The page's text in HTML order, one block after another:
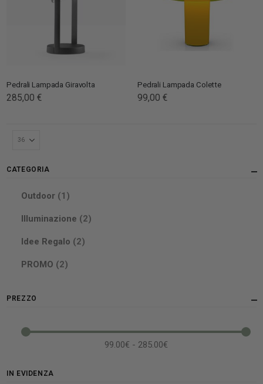
Pedrali Lampada Giravolta
285,00 €
Pedrali Lampada Colette
99,00 €
CATEGORIA
Outdoor 1
elemento
Illuminazione 2
elementi
Idee Regalo 2
elementi
PROMO 2
elementi
PREZZO
99.00€ - 285.00€
IN EVIDENZA